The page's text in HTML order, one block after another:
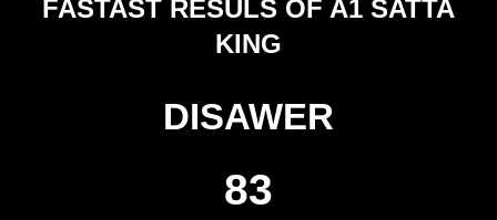
FASTAST RESULS OF A1 SATTA
KING
DISAWER
83